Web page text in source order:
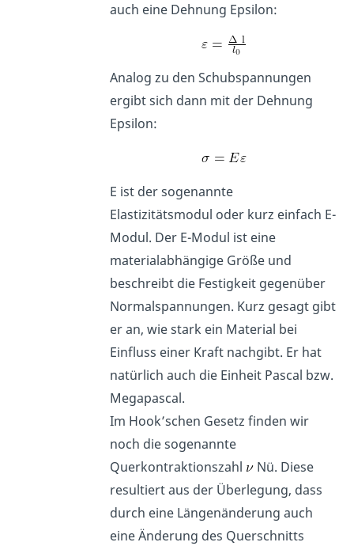
auch eine Dehnung Epsilon:
Analog zu den Schubspannungen
ergibt sich dann mit der Dehnung
Epsilon:
E ist der sogenannte
Elastizitätsmodul oder kurz einfach E-
Modul. Der E-Modul ist eine
materialabhängige Größe und
beschreibt die Festigkeit gegenüber
Normalspannungen. Kurz gesagt gibt
er an, wie stark ein Material bei
Einfluss einer Kraft nachgibt. Er hat
natürlich auch die Einheit Pascal bzw.
Megapascal.
Im Hook’schen Gesetz finden wir
noch die sogenannte
Querkontraktionszahl
Nü. Diese
resultiert aus der Überlegung, dass
durch eine Längenänderung auch
eine Änderung des Querschnitts